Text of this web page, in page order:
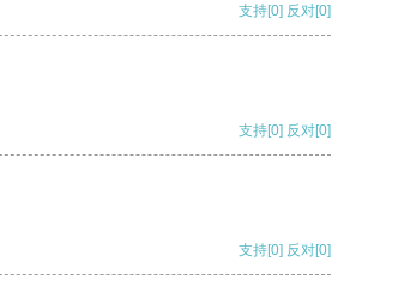
支持[0] 反对[0]
支持[0] 反对[0]
支持[0] 反对[0]